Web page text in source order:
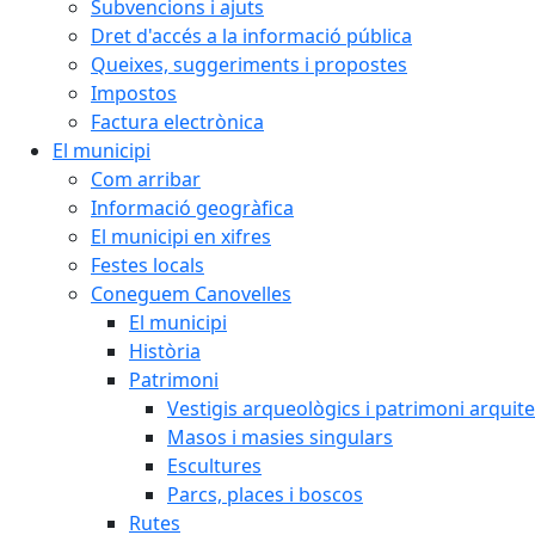
Subvencions i ajuts
Dret d'accés a la informació pública
Queixes, suggeriments i propostes
Impostos
Factura electrònica
El municipi
Com arribar
Informació geogràfica
El municipi en xifres
Festes locals
Coneguem Canovelles
El municipi
Història
Patrimoni
Vestigis arqueològics i patrimoni
Masos i masies singulars
Escultures
Parcs, places i boscos
Rutes